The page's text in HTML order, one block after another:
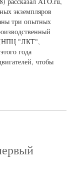
экземпляров
три опытных
(НПЦ "ЛКТ",
года
чтобы